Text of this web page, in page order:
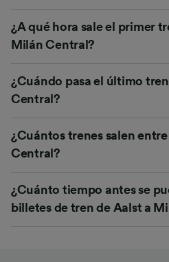
¿A qué hora sale el primer
Milán Central?
¿Cuándo pasa el último
Central?
¿Cuántos trenes salen
Central?
¿Cuánto tiempo antes se
billetes de tren de Aalst a